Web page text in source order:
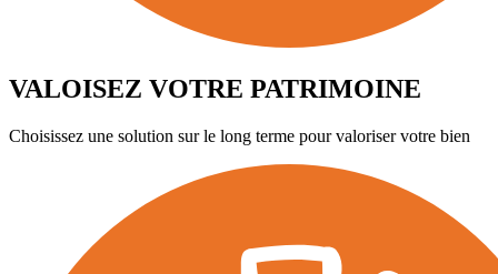
VALOISEZ VOTRE PATRIMOINE
Choisissez une solution sur le long terme pour valoriser votre bien